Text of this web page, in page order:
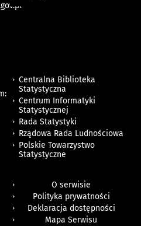
Centralna Biblioteka
Statystyczna
Centrum Informatyki
Statystycznej
Rada Statystyki
Rządowa Rada Ludnościowa
Polskie Towarzystwo
Statystyczne
O serwisie
Polityka prywatności
Deklaracja dostępności
Mapa Serwisu